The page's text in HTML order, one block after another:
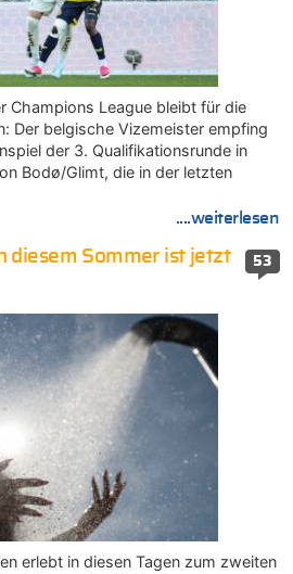
Champions League bleibt für die
Der belgische Vizemeister empfing
der 3. Qualifikationsrunde in
Bodø/Glimt, die in der letzten
....weiterlesen
53
diesem Sommer ist jetzt
erlebt in diesen Tagen zum zweiten